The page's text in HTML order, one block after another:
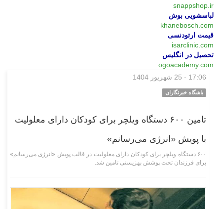
snappshop.ir
لباسشویی بوش
khanebosch.com
قیمت ارتودنسی
isarclinic.com
تحصیل در انگلیس
ogoacademy.com
17:06 - 25 شهریور 1404
باشگاه خبرنگاران
تامین ۶۰۰ دستگاه ویلچر برای کودکان دارای معلولیت
با پویش «انرژی می‌رسانم»
۶۰۰ دستگاه ویلچر برای کودکان دارای معلولیت در قالب پویش «انرژی می‌رسانم»
برای فرزندان تحت پوشش بهزیستی تامین شد.